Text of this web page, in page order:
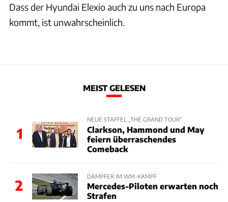
Dass der Hyundai Elexio auch zu uns nach Europa
kommt, ist unwahrscheinlich.
MEIST GELESEN
1
NEUE STAFFEL „THE GRAND TOUR“
Clarkson, Hammond und May
feiern überraschendes
Comeback
2
DÄMPFER IM WM-KAMPF
Mercedes-Piloten erwarten noch
Strafen